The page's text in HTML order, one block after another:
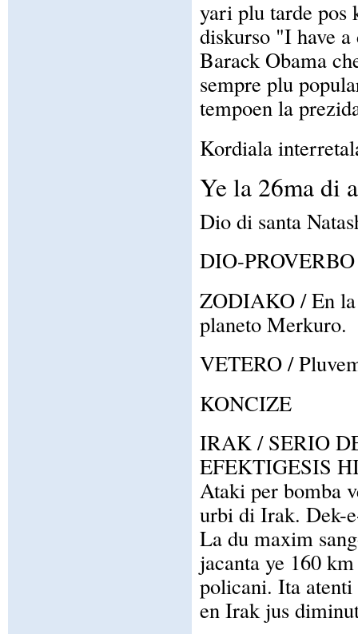
yari plu tarde pos
diskurso "I have
Barack Obama
sempre plu
tempoen la
Kordiala
Ye la 26ma di
Dio di santa
DIO-PROVERBO
ZODIAKO / En
planeto Merkuro.
VETERO /
KONCIZE
IRAK / SERIO
EFEKTIGESIS
Ataki per bomba
urbi di Irak. Dek-
La du maxim
jacanta ye 160
policani. Ita atenti
en Irak jus